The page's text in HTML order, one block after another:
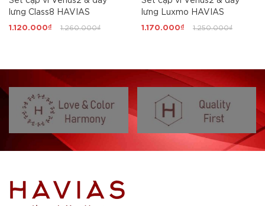
lưng Class8 HAVIAS
1.120.000₫ 1.260.000₫
lưng Luxmo HAVIAS
1.170.000₫ 1.250.000₫